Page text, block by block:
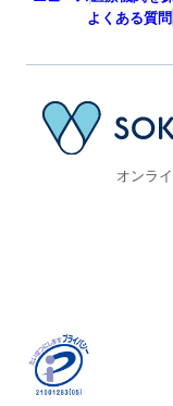
よくある質問
オンラ